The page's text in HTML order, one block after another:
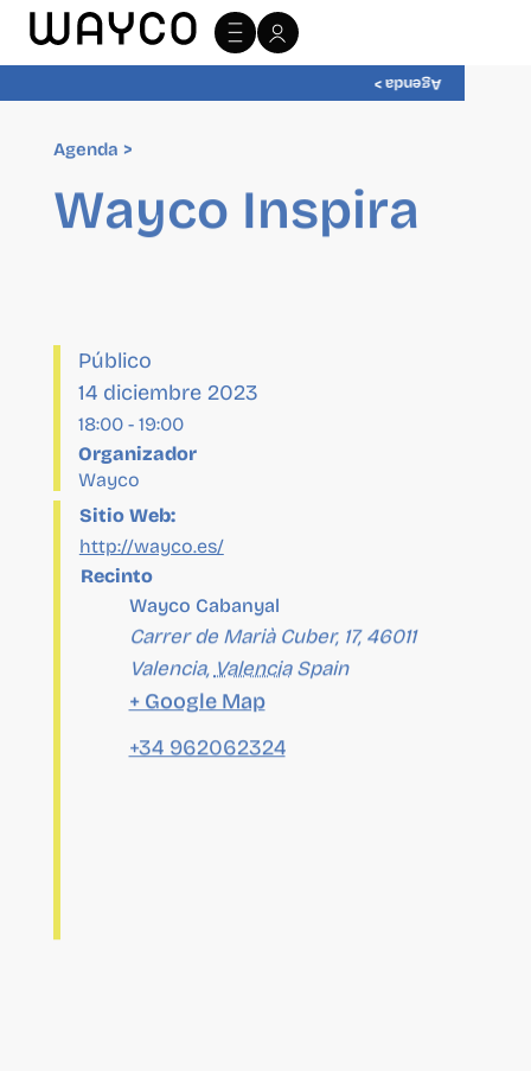
Agenda >
Wayco Inspira
18:00
Organizador
Wayco
Sitio Web:
http://wayco.es/
Wayco Cabanyal
Carrer de Marià Cuber, 17, 46011
Valencia
+ Google Map
+34 962062324
Agenda >